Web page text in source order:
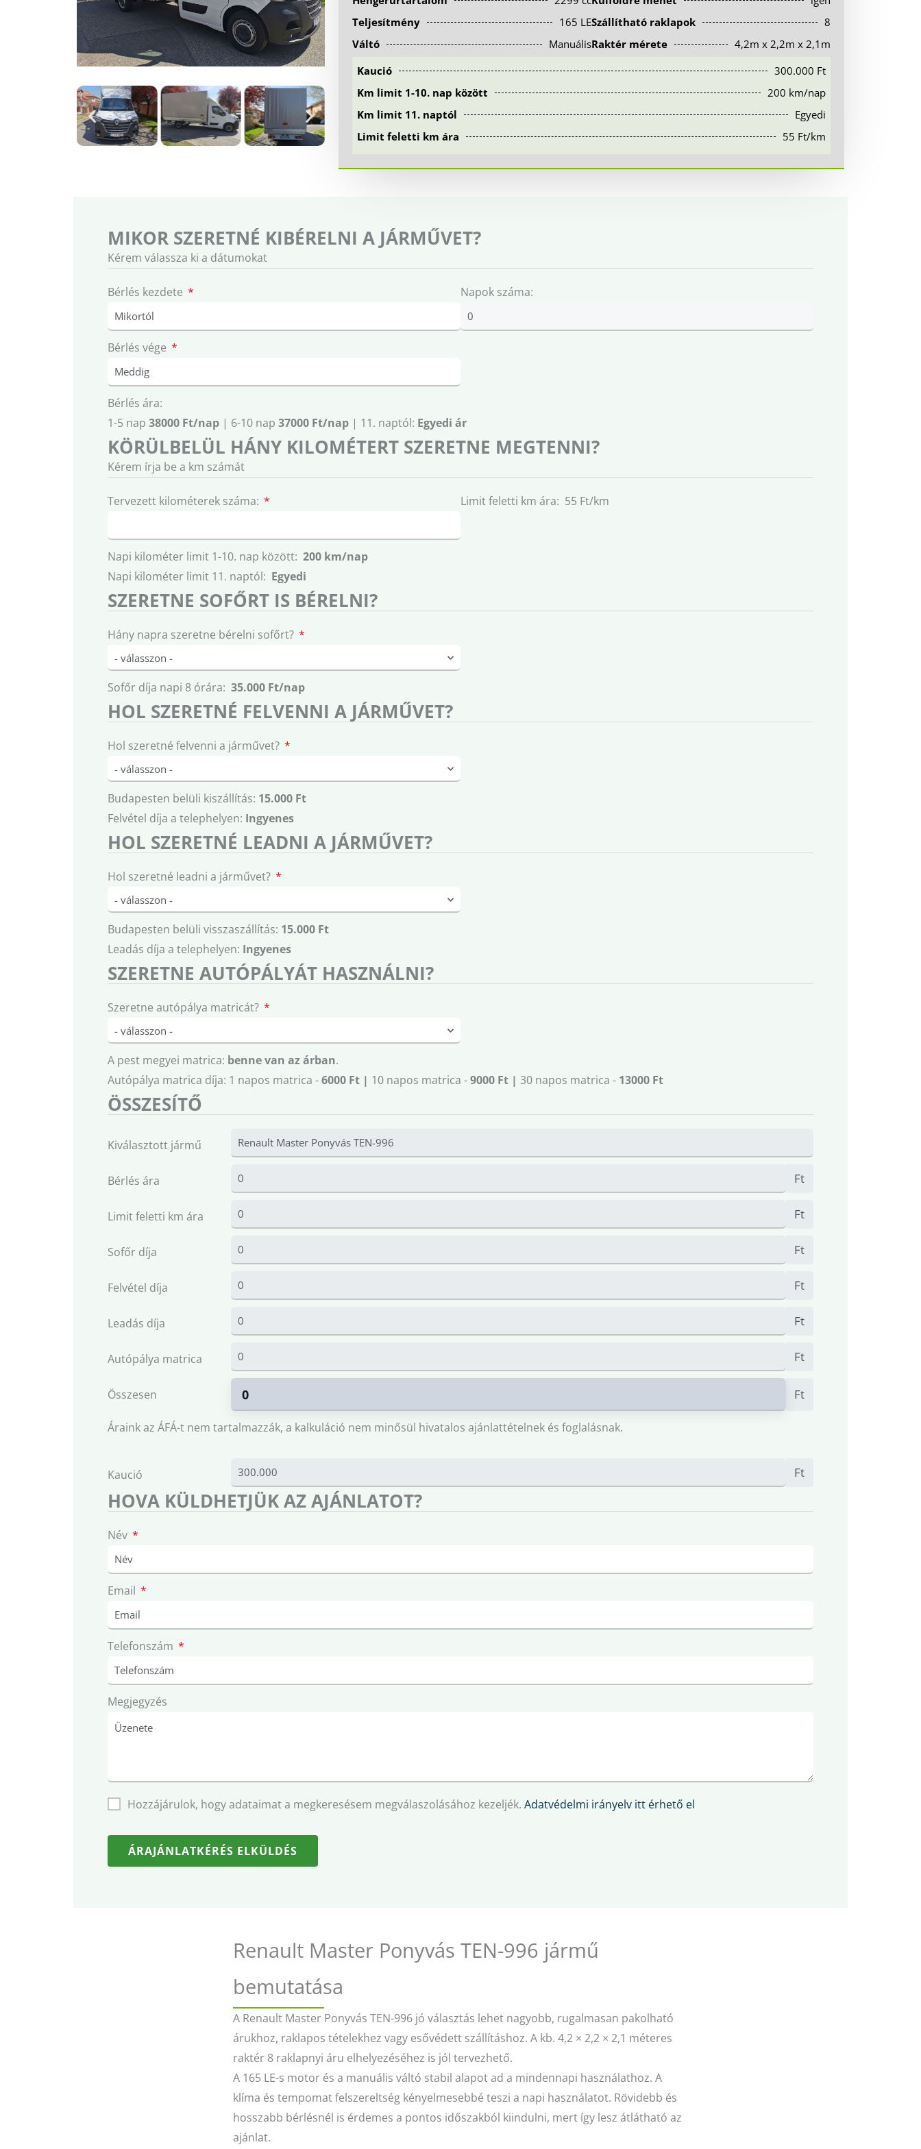
Teljesítmény
165 LE
Váltó
Manuális
Szállítható raklapok
8
Raktér mérete
4,2m x 2,2m x 2,1m
Kaució
300.000 Ft
Km limit 1-10. nap között
200 km/nap
Km limit 11. naptól
Egyedi
Limit feletti km ára
55 Ft/km
MIKOR SZERETNÉ KIBÉRELNI A JÁRMŰVET?
Kérem válassza ki a dátumokat
Bérlés kezdete
Bérlés vége
Napok száma:
Bérlés ára:
1-5 nap 38000 Ft/nap | 6-10 nap 37000 Ft/nap | 11. naptól: Egyedi ár
KÖRÜLBELÜL HÁNY KILOMÉTERT SZERETNE MEGTENNI?
Kérem írja be a km számát
Tervezett kilométerek száma:
Napi kilométer limit 1-10. nap között: 200 km/nap
Napi kilométer limit 11. naptól: Egyedi
Limit feletti km ára: 55 Ft/km
SZERETNE SOFŐRT IS BÉRELNI?
Hány napra szeretne bérelni sofőrt?
Sofőr díja napi 8 órára: 35.000 Ft/nap
HOL SZERETNÉ FELVENNI A JÁRMŰVET?
Hol szeretné felvenni a járművet?
Budapesten belüli kiszállítás: 15.000 Ft
Felvétel díja a telephelyen: Ingyenes
HOL SZERETNÉ LEADNI A JÁRMŰVET?
Hol szeretné leadni a járművet?
Budapesten belüli visszaszállítás: 15.000 Ft
Leadás díja a telephelyen: Ingyenes
SZERETNE AUTÓPÁLYÁT HASZNÁLNI?
Szeretne autópálya matricát?
A pest megyei matrica: benne van az árban.
Autópálya matrica díja: 1 napos matrica -6000 Ft | 10 napos matrica -9000 Ft | 30 napos matrica - 13000 Ft
ÖSSZESÍTŐ
Kiválasztott jármű
Bérlés ára Ft
Limit feletti km ára Ft
Sofőr díja Ft
Felvétel díja Ft
Leadás díja Ft
Autópálya matrica Ft
Összesen Ft
Áraink az ÁFÁ-t nem tartalmazzák, a kalkuláció nem minősül hivatalos ajánlattételnek és foglalásnak.
Kaució Ft
HOVA KÜLDHETJÜK AZ AJÁNLATOT?
Név
Email
Telefonszám
Megjegyzés
Hozzájárulok, hogy adataimat a megkeresésem megválaszolásához kezeljék. Adatvédelmi irányelv itt érhető el
ÁRAJÁNLATKÉRÉS ELKÜLDÉS
Renault Master Ponyvás TEN-996 jármű
bemutatása
A Renault Master Ponyvás TEN-996 jó választás lehet nagyobb, rugalmasan pakolható
árukhoz, raklapos tételekhez vagy esővédett szállításhoz. A kb. 4,2 × 2,2 × 2,1 méteres
raktér 8 raklapnyi áru elhelyezéséhez is jól tervezhető.
A 165 LE-s motor és a manuális váltó stabil alapot ad a mindennapi használathoz. A
klíma és tempomat felszereltség kényelmesebbé teszi a napi használatot. Rövidebb és
hosszabb bérlésnél is érdemes a pontos időszakból kiindulni, mert így lesz átlátható az
ajánlat.